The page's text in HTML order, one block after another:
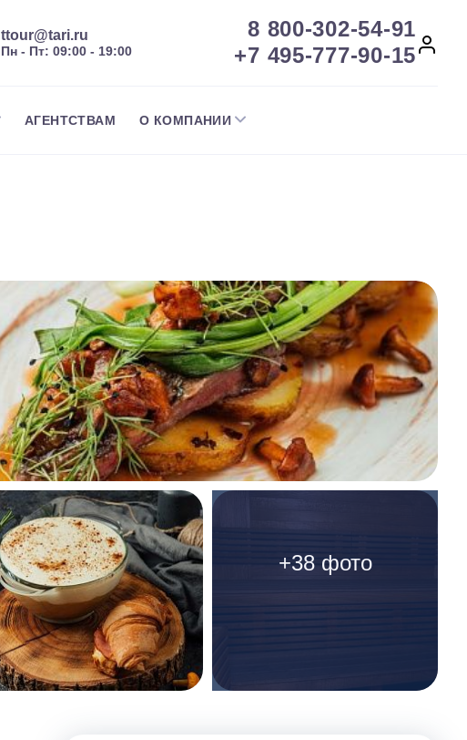
ttour@tari.ru
Пн - Пт: 09:00 - 19:00
8 800-302-54-91
+7 495-777-90-15
АГЕНТСТВАМ О КОМПАНИИ
+38 фото